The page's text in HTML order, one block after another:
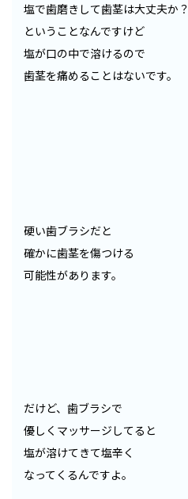
塩で歯磨きして歯茎は大丈夫か？
ということなんですけど
塩が口の中で溶けるので
歯茎を痛めることはないです。
硬い歯ブラシだと
確かに歯茎を傷つける
可能性があります。
だけど、歯ブラシで
優しくマッサージしてると
塩が溶けてきて塩辛く
なってくるんですよ。